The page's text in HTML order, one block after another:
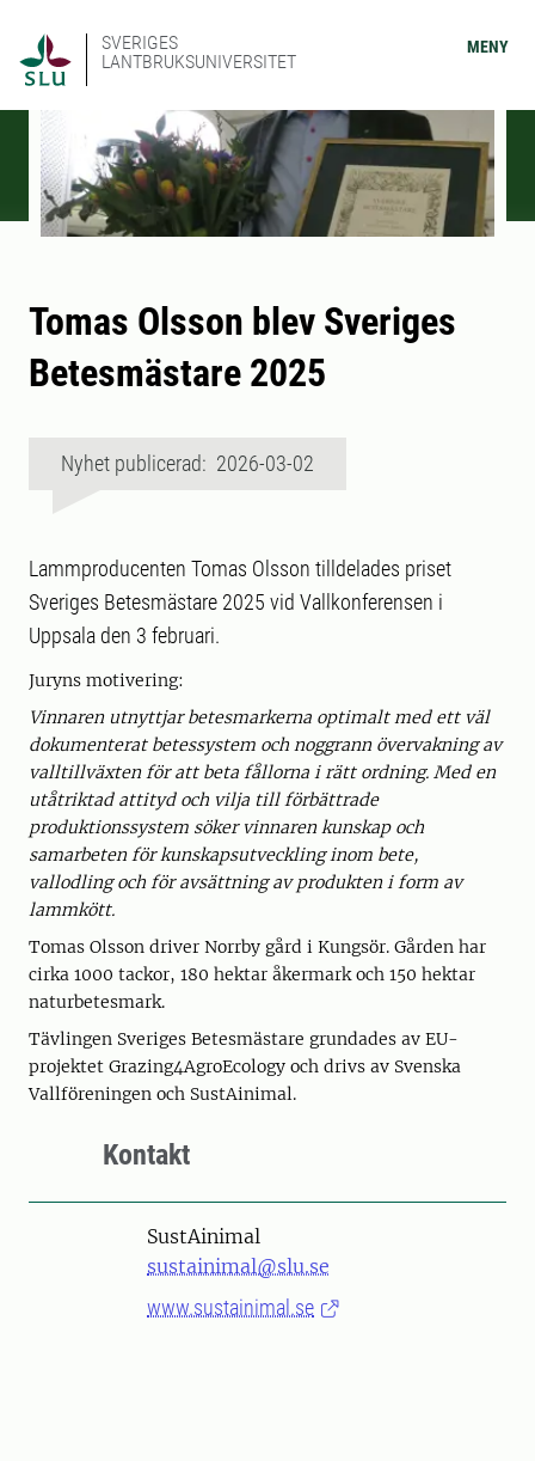
SVERIGES
LANTBRUKSUNIVERSITET
MENY
Tomas Olsson blev Sveriges
Betesmästare 2025
Nyhet publicerad: 2026-03-02
Lammproducenten Tomas Olsson tilldelades priset
Sveriges Betesmästare 2025 vid Vallkonferensen i
Uppsala den 3 februari.
Juryns motivering:
Vinnaren utnyttjar betesmarkerna optimalt med ett väl
dokumenterat betessystem och noggrann övervakning av
valltillväxten för att beta fållorna i rätt ordning. Med en
utåtriktad attityd och vilja till förbättrade
produktionssystem söker vinnaren kunskap och
samarbeten för kunskapsutveckling inom bete,
vallodling och för avsättning av produkten i form av
lammkött.
Tomas Olsson driver Norrby gård i Kungsör. Gården har
cirka 1000 tackor, 180 hektar åkermark och 150 hektar
naturbetesmark.
Tävlingen Sveriges Betesmästare grundades av EU-
projektet Grazing4AgroEcology och drivs av Svenska
Vallföreningen och SustAinimal.
Kontakt
SustAinimal
sustainimal@slu.se
www.sustainimal.se